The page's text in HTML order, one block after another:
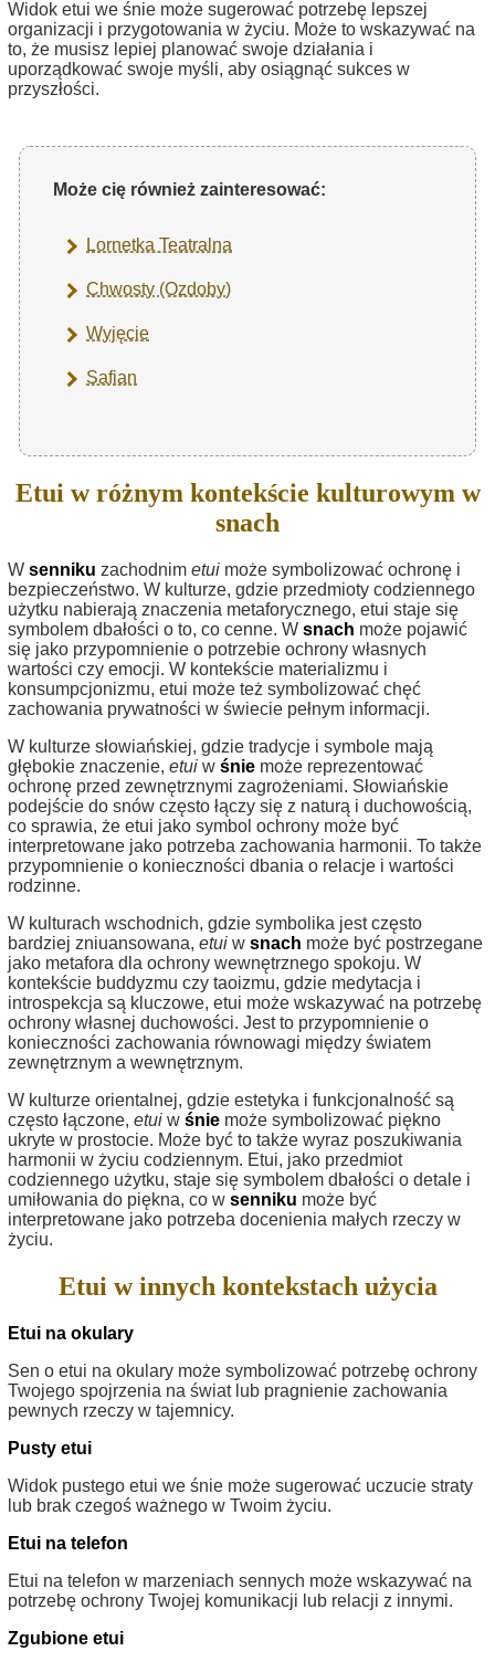
Widok etui we śnie może sugerować potrzebę lepszej
organizacji i przygotowania w życiu. Może to wskazywać na
to, że musisz lepiej planować swoje działania i
uporządkować swoje myśli, aby osiągnąć sukces w
przyszłości.
Może cię również zainteresować:
Lornetka Teatralna
Chwosty (Ozdoby)
Wyjęcie
Safian
Etui w różnym kontekście kulturowym w
snach
W senniku zachodnim etui może symbolizować ochronę i
bezpieczeństwo. W kulturze, gdzie przedmioty codziennego
użytku nabierają znaczenia metaforycznego, etui staje się
symbolem dbałości o to, co cenne. W snach może pojawić
się jako przypomnienie o potrzebie ochrony własnych
wartości czy emocji. W kontekście materializmu i
konsumpcjonizmu, etui może też symbolizować chęć
zachowania prywatności w świecie pełnym informacji.
W kulturze słowiańskiej, gdzie tradycje i symbole mają
głębokie znaczenie, etui w śnie może reprezentować
ochronę przed zewnętrznymi zagrożeniami. Słowiańskie
podejście do snów często łączy się z naturą i duchowością,
co sprawia, że etui jako symbol ochrony może być
interpretowane jako potrzeba zachowania harmonii. To także
przypomnienie o konieczności dbania o relacje i wartości
rodzinne.
W kulturach wschodnich, gdzie symbolika jest często
bardziej zniuansowana, etui w snach może być postrzegane
jako metafora dla ochrony wewnętrznego spokoju. W
kontekście buddyzmu czy taoizmu, gdzie medytacja i
introspekcja są kluczowe, etui może wskazywać na potrzebę
ochrony własnej duchowości. Jest to przypomnienie o
konieczności zachowania równowagi między światem
zewnętrznym a wewnętrznym.
W kulturze orientalnej, gdzie estetyka i funkcjonalność są
często łączone, etui w śnie może symbolizować piękno
ukryte w prostocie. Może być to także wyraz poszukiwania
harmonii w życiu codziennym. Etui, jako przedmiot
codziennego użytku, staje się symbolem dbałości o detale i
umiłowania do piękna, co w senniku może być
interpretowane jako potrzeba docenienia małych rzeczy w
życiu.
Etui w innych kontekstach użycia
Etui na okulary
Sen o etui na okulary może symbolizować potrzebę ochrony
Twojego spojrzenia na świat lub pragnienie zachowania
pewnych rzeczy w tajemnicy.
Pusty etui
Widok pustego etui we śnie może sugerować uczucie straty
lub brak czegoś ważnego w Twoim życiu.
Etui na telefon
Etui na telefon w marzeniach sennych może wskazywać na
potrzebę ochrony Twojej komunikacji lub relacji z innymi.
Zgubione etui